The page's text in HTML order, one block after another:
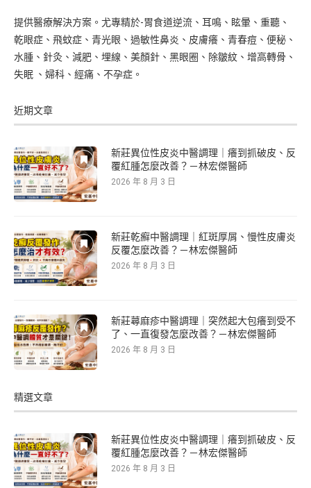
提供醫療解決方案。尤專精於-胃食道逆流、耳鳴、眩暈、重聽、
乾眼症、飛蚊症、青光眼、過敏性鼻炎、皮膚癢、青春痘、便秘、
水腫、針灸、減肥、埋線、美顏針、黑眼圈、除皺紋、增高轉骨、
失眠 、婦科、經痛、不孕症。
近期文章
新莊異位性皮炎中醫調理｜癢到抓破皮、反
覆紅腫怎麼改善？－林宏傑醫師
2026 年 8 月 3 日
新莊乾癬中醫調理｜紅斑厚屑、慢性皮膚炎
反覆怎麼改善？－林宏傑醫師
2026 年 8 月 3 日
新莊蕁麻疹中醫調理｜突然起大包癢到受不
了、一直復發怎麼改善？－林宏傑醫師
2026 年 8 月 3 日
精選文章
新莊異位性皮炎中醫調理｜癢到抓破皮、反
覆紅腫怎麼改善？－林宏傑醫師
2026 年 8 月 3 日